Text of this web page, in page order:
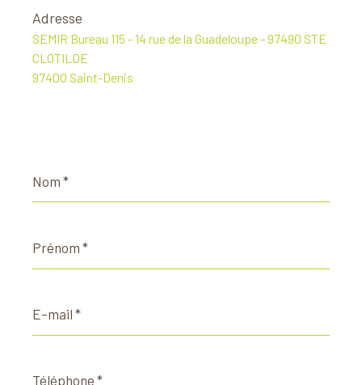
Adresse
SEMIR Bureau 115 - 14 rue de la Guadeloupe - 97490 STE
CLOTILDE
97400 Saint-Denis
*
*
mail
*
*